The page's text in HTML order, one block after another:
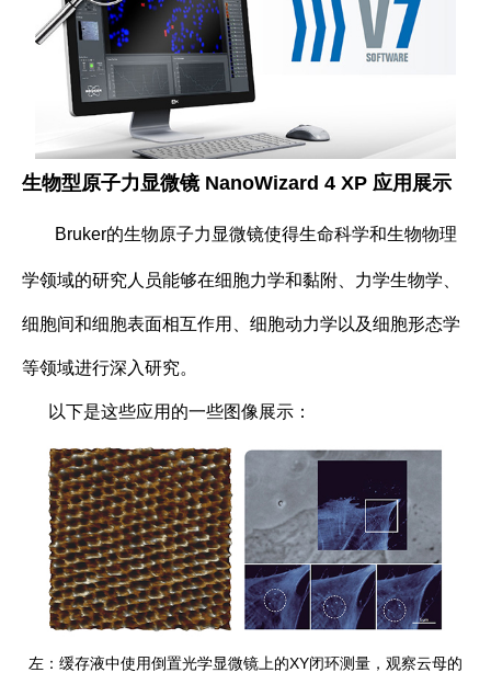
生物型原子力显微镜 NanoWizard 4 XP 应用展示
Bruker的生物原子力显微镜使得生命科学和生物物理
学领域的研究人员能够在细胞力学和黏附、力学生物学、
细胞间和细胞表面相互作用、细胞动力学以及细胞形态学
等领域进行深入研究。
以下是这些应用的一些图像展示：
左：缓存液中使用倒置光学显微镜上的XY闭环测量，观察云母的